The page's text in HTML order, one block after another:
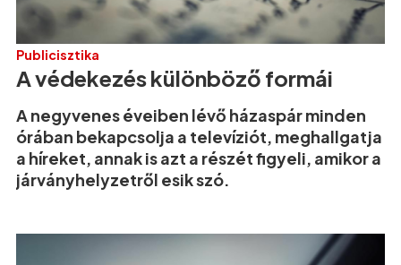
Publicisztika
A védekezés különböző formái
A negyvenes éveiben lévő házaspár minden
órában bekapcsolja a televíziót, meghallgatja
a híreket, annak is azt a részét figyeli, amikor a
járványhelyzetről esik szó.